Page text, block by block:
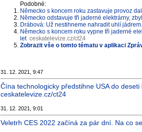
Podobné:
Německo s koncem roku zastavuje provoz
Německo odstavuje tři jaderné elektrárny,
Drábová: Už nestihneme nahradit uhlí
Německo s koncem roku vypne tři jaderné
let ceskatelevize.cz/ct24
Zobrazit vše o tomto tématu v aplikaci
31. 12. 2021, 9:47
Čína technologicky předstihne USA do
ceskatelevize.cz/ct24
31. 12. 2021, 9:01
Veletrh CES 2022 začíná za pár dní. Na co